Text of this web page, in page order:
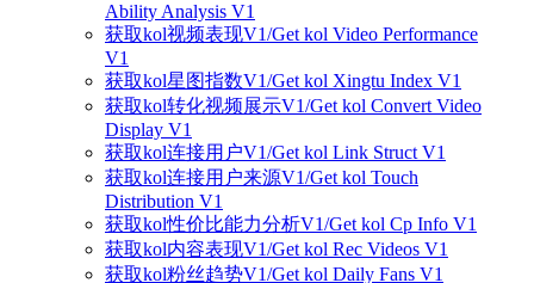
Ability Analysis V1
获取kol视频表现V1/Get kol Video Performance
V1
获取kol星图指数V1/Get kol Xingtu Index V1
获取kol转化视频展示V1/Get kol Convert Video
Display V1
获取kol连接用户V1/Get kol Link Struct V1
获取kol连接用户来源V1/Get kol Touch
Distribution V1
获取kol性价比能力分析V1/Get kol Cp Info V1
获取kol内容表现V1/Get kol Rec Videos V1
获取kol粉丝趋势V1/Get kol Daily Fans V1